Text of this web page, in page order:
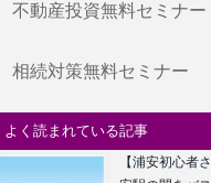
不動産投資無料セミナー
相続対策無料セミナー
よく読まれている記事
【浦安初心者